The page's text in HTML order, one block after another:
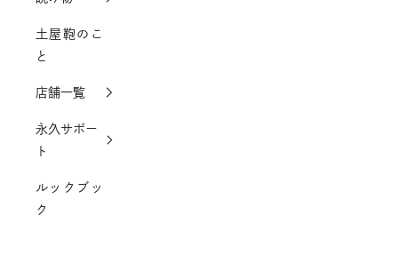
土屋鞄のこ
と
店舗一覧
永久サポー
ト
ルックブッ
ク